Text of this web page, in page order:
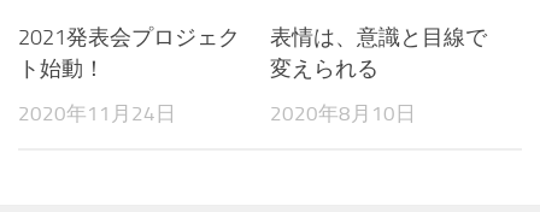
2021発表会プロジェク
ト始動！
2020年11月24日
表情は、意識と目線で
変えられる
2020年8月10日